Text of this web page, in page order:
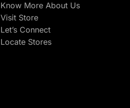
Know More About Us
Visit Store
Let’s Connect
Locate Stores